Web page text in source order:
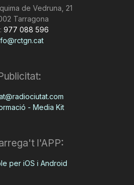
de Vedruna, 21
Tarragona
977 088 596
- Media Kit
l'APP:
per iOS i Android